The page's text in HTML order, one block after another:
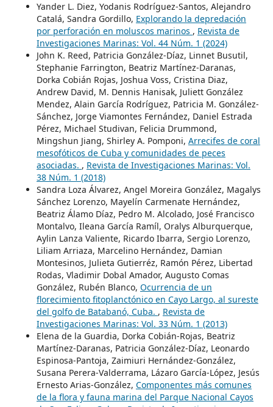
Yander L. Diez, Yodanis Rodríguez-Santos, Alejandro
Catalá, Sandra Gordillo, Explorando la depredación
por perforación en moluscos marinos , Revista de
Investigaciones Marinas: Vol. 44 Núm. 1 (2024)
John K. Reed, Patricia González-Díaz, Linnet Busutil,
Stephanie Farrington, Beatriz Martínez-Daranas,
Dorka Cobián Rojas, Joshua Voss, Cristina Diaz,
Andrew David, M. Dennis Hanisak, Juliett González
Mendez, Alain García Rodríguez, Patricia M. González-
Sánchez, Jorge Viamontes Fernández, Daniel Estrada
Pérez, Michael Studivan, Felicia Drummond,
Mingshun Jiang, Shirley A. Pomponi, Arrecifes de coral
mesofóticos de Cuba y comunidades de peces
asociadas. , Revista de Investigaciones Marinas: Vol.
38 Núm. 1 (2018)
Sandra Loza Álvarez, Angel Moreira González, Magalys
Sánchez Lorenzo, Mayelín Carmenate Hernández,
Beatriz Álamo Díaz, Pedro M. Alcolado, José Francisco
Montalvo, Ileana García Ramíl, Oralys Alburquerque,
Aylin Lanza Valiente, Ricardo Ibarra, Sergio Lorenzo,
Liliam Arriaza, Marcelino Hernández, Damian
Montesinos, Julieta Gutierréz, Ramón Pérez, Libertad
Rodas, Vladimir Dobal Amador, Augusto Comas
González, Rubén Blanco, Ocurrencia de un
florecimiento fitoplanctónico en Cayo Largo, al sureste
del golfo de Batabanó, Cuba. , Revista de
Investigaciones Marinas: Vol. 33 Núm. 1 (2013)
Elena de la Guardia, Dorka Cobián-Rojas, Beatriz
Martínez-Daranas, Patricia González-Díaz, Leonardo
Espinosa-Pantoja, Zaimiuri Hernández-González,
Susana Perera-Valderrama, Lázaro García-López, Jesús
Ernesto Arias-González, Componentes más comunes
de la flora y fauna marina del Parque Nacional Cayos